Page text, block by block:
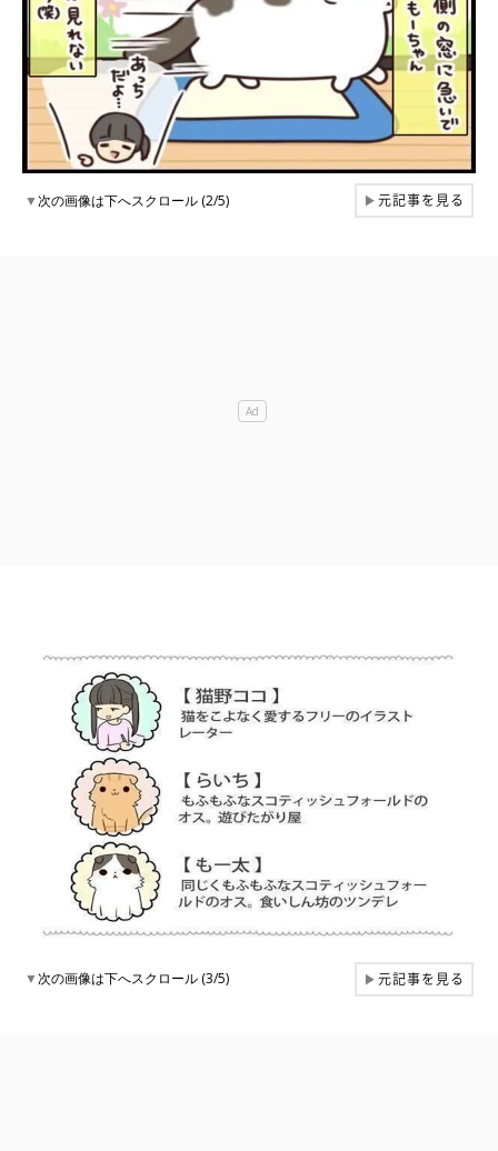
▼次の画像は下へスクロール (2/5) ▶元記事を見る
▼次の画像は下へスクロール (3/5) ▶元記事を見る